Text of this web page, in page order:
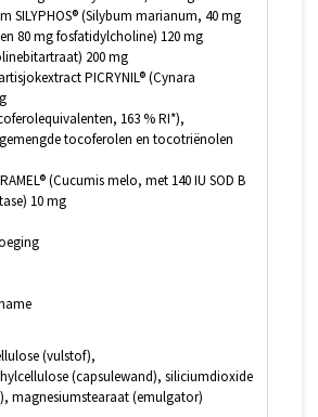
SILYPHOS® (Silybum marianum, 40 mg
80 mg fosfatidylcholine) 120 mg
200 mg
PICRYNIL® (Cynara
163 % RI*),
tocoferolen en tocotriënolen
(Cucumis melo, met 140 IU SOD B
10 mg
(vulstof),
(capsulewand), siliciumdioxide
magnesiumstearaat (emulgator)